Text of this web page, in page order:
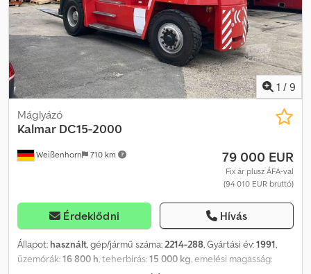
UVV biztonsági ellenőrzés, Műszaki adatok Chodpfx Aiot Eub
Rjdea - Gyártási év: 2015 - Emelési magasság: 4,52 m - Teherbírás:
4500 kg - Önsúly: 7143 kg - Meghajtás: Elektromos 2WD - UVV: új
Működőképes, általános használati nyomokkal. Duplex
emelőoszlop, töltővel együtt, kompakt kialakítás, nagyon
fordulékony.
1 / 9
Weißenhorn 710 km
Máglyázó
Kalmar DC15-2000
79 000 EUR
Fix ár plusz ÁFA-val
(94 010 EUR bruttó)
Érdeklődni Hívás
Állapot: használt, gép/jármű száma:2214-288, Gyártási év:1991,
üzemórák:16 800 h, teherbírás:15 000 kg, emelési magasság: